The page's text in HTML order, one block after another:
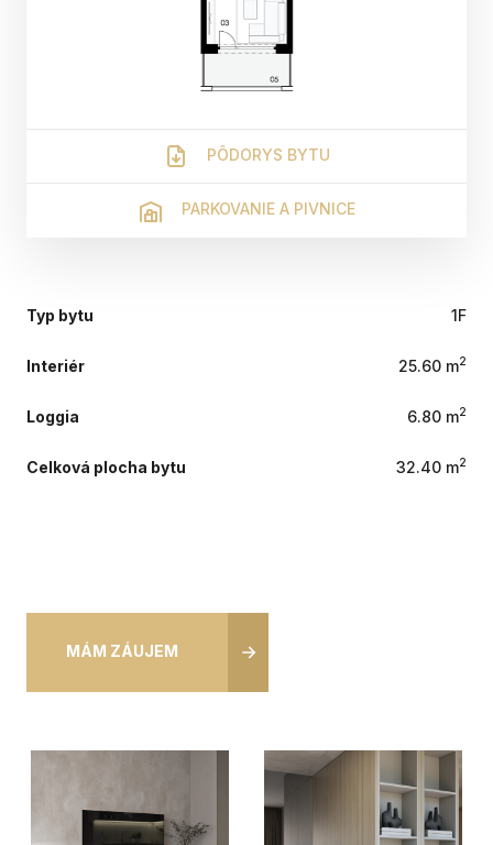
Typ bytu 1F
Interiér 25.60 m2
Loggia 6.80 m2
Celková plocha bytu 32.40 m2
MÁM ZÁUJEM
PÔDORYS BYTU
PARKOVANIE A PIVNICE